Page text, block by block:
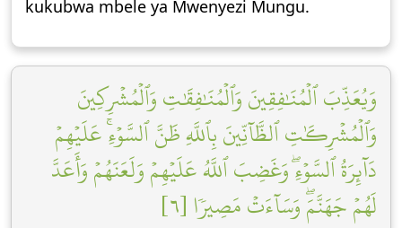
kukubwa mbele ya Mwenyezi Mungu.
وَيُعَذِّبَ ٱلۡمُنَٰفِقِينَ وَٱلۡمُنَٰفِقَٰتِ وَٱلۡمُشۡرِكِينَ
وَٱلۡمُشۡرِكَٰتِ ٱلظَّآنِّينَ بِٱللَّهِ ظَنَّ ٱلسَّوۡءِۚ عَلَيۡهِمۡ
دَآئِرَةُ ٱلسَّوۡءِۖ وَغَضِبَ ٱللَّهُ عَلَيۡهِمۡ وَلَعَنَهُمۡ وَأَعَدَّ
لَهُمۡ جَهَنَّمَۖ وَسَآءَتۡ مَصِيرٗا [٦]